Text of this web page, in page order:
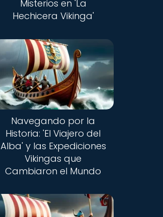
Misterios en 'La
Hechicera Vikinga'
Navegando por la
Historia: 'El Viajero del
Alba' y las Expediciones
Vikingas que
Cambiaron el Mundo